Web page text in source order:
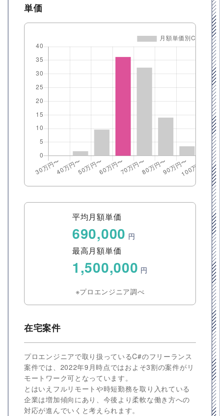
単価
平均月額単価
690,000 円
最高月額単価
1,500,000 円
※プロエンジニア調べ
在宅案件
プロエンジニアで取り扱っているC#のフリーランス
案件では、2022年9月時点ではおよそ3割の案件がリ
モートワーク可となっています。
とはいえフルリモートや時短勤務を取り入れている
企業は増加傾向にあり、今後より柔軟な働き方への
対応が進んでいくと考えられます。